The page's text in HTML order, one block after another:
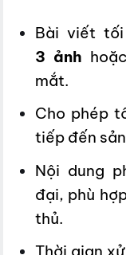
Bài viết
3 ảnh
mắt.
Cho phép
tiếp đến
Nội dung
đại, phù
thủ.
Thời gian